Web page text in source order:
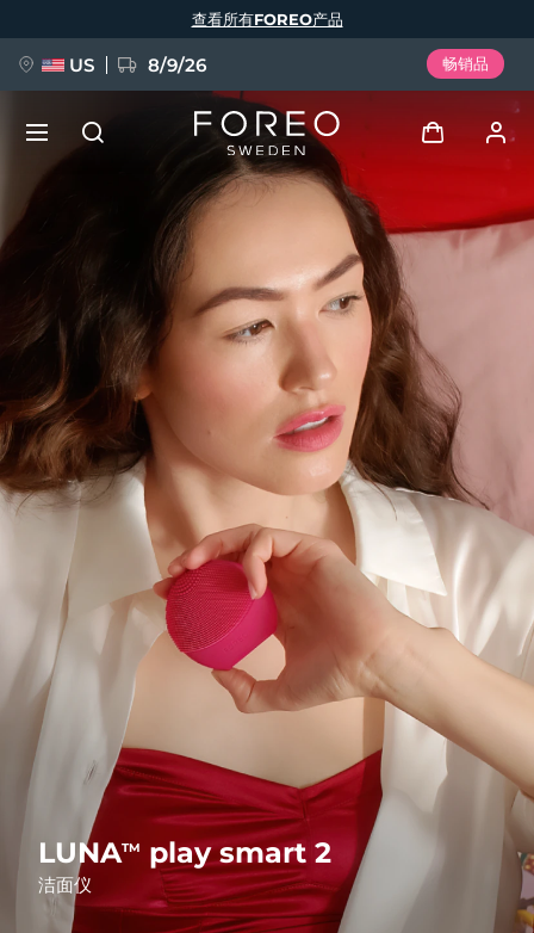
LUNATM play smart 2
洁面仪
查看所有FOREO产品
US 8/9/26 畅销品
登录
我的设备
我的订单
我的地址
我的订阅
FAQ™ Pure Beauty-Tech Elixir
BREAKING NEWS
issa™ Teeth Whitening Set
FAQ™ Dual LED Panel
热门产品
特别优惠 畅销产品
语言
English Deutsch
Español
Français
Português
Polski
Svenska
Русский
Türkçe
简体中文 繁體中文
发货国家
美国 预计送达日期 8/9/26
英国 预计送达日期 8/8/26
西班牙 预计送达日期8/8/26
澳大利亚 预计送达日期8/11/26
预计送达日期
德国 预计送达日期